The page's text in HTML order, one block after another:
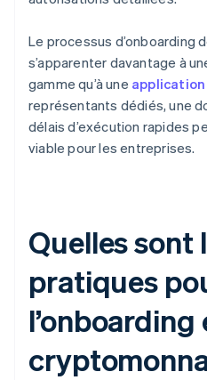
Le processus d’onboarding
s’apparenter davantage à
gamme qu’à une
représentants dédiés, une
délais d’exécution rapides
viable pour les entreprises.
Quelles sont
pratiques
l’onboarding